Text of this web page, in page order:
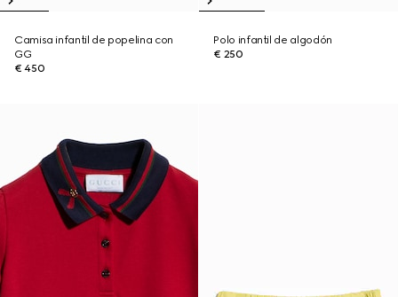
Camisa infantil de popelina con
GG
€ 450
Polo infantil de algodón
€ 250